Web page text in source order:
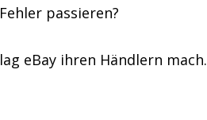
passieren?
eBay ihren Händlern mach.